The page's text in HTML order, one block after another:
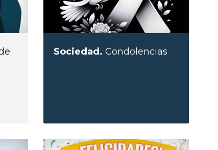
Sociedad. Condolencias